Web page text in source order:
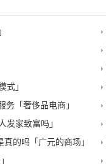
式」
「奢侈品电商」
发家致富吗」
的吗「广元的商场」